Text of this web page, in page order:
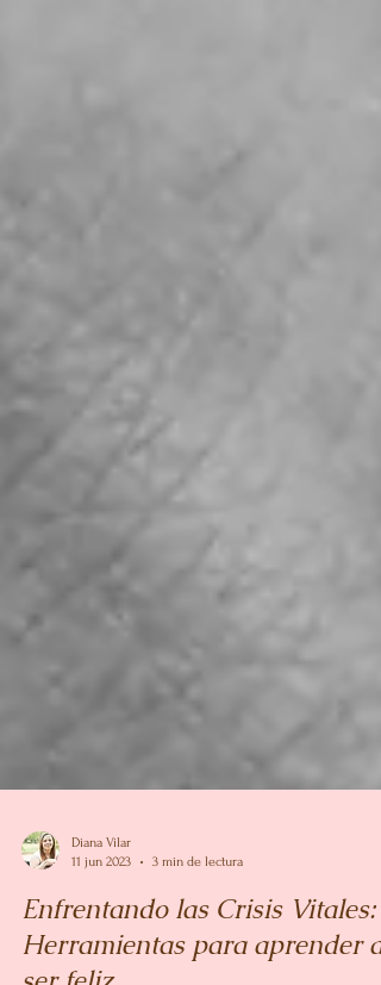
Diana Vilar
11 jun 2023
3 min de lectura
Enfrentando las Crisis Vitales: 6